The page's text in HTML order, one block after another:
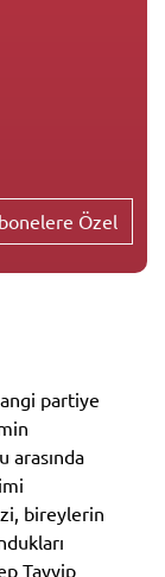
Özel
partiye
arasında
bireylerin
Tayyip